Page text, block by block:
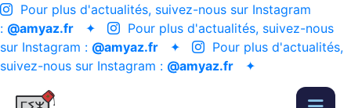
Pour plus d'actualités, suivez-nous sur Instagram
: @amyaz.fr ✦
Pour plus d'actualités, suivez-nous
sur Instagram : @amyaz.fr ✦
Pour plus d'actualités,
suivez-nous sur Instagram : @amyaz.fr ✦